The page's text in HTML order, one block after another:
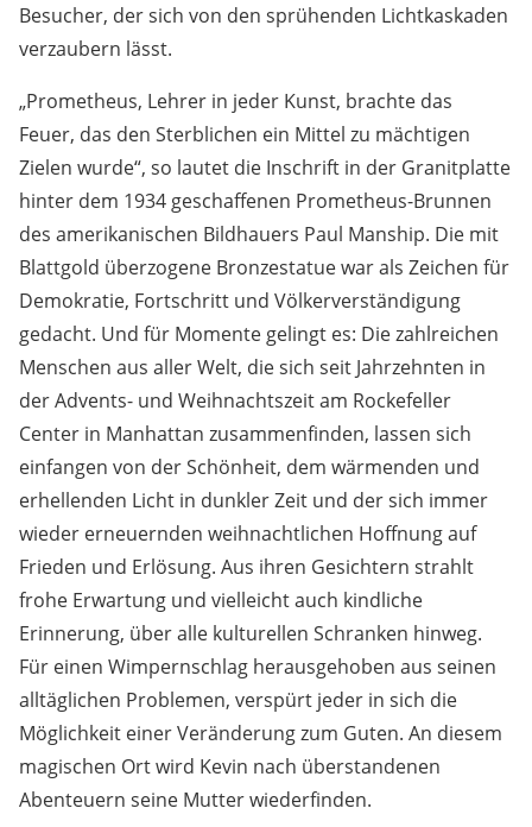
Besucher, der sich von den sprühenden Lichtkaskaden
„Prometheus, Lehrer in jeder Kunst, brachte das
Feuer, das den Sterblichen ein Mittel zu mächtigen
Zielen wurde“, so lautet die Inschrift in der Granitplatte
hinter dem 1934 geschaffenen Prometheus-Brunnen
des amerikanischen Bildhauers Paul Manship. Die mit
Blattgold überzogene Bronzestatue war als Zeichen für
Demokratie, Fortschritt und Völkerverständigung
gedacht. Und für Momente gelingt es: Die zahlreichen
Menschen aus aller Welt, die sich seit Jahrzehnten in
der Advents- und Weihnachtszeit am Rockefeller
Center in Manhattan zusammenfinden, lassen sich
einfangen von der Schönheit, dem wärmenden und
erhellenden Licht in dunkler Zeit und der sich immer
wieder erneuernden weihnachtlichen Hoffnung auf
Frieden und Erlösung. Aus ihren Gesichtern strahlt
frohe Erwartung und vielleicht auch kindliche
Erinnerung, über alle kulturellen Schranken hinweg.
Für einen Wimpernschlag herausgehoben aus seinen
alltäglichen Problemen, verspürt jeder in sich die
Möglichkeit einer Veränderung zum Guten. An diesem
magischen Ort wird Kevin nach überstandenen